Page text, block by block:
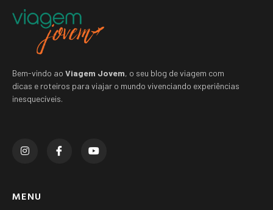
Bem-vindo ao Viagem Jovem, o seu blog de viagem com
dicas e roteiros para viajar o mundo vivenciando experiências
inesquecíveis.
MENU